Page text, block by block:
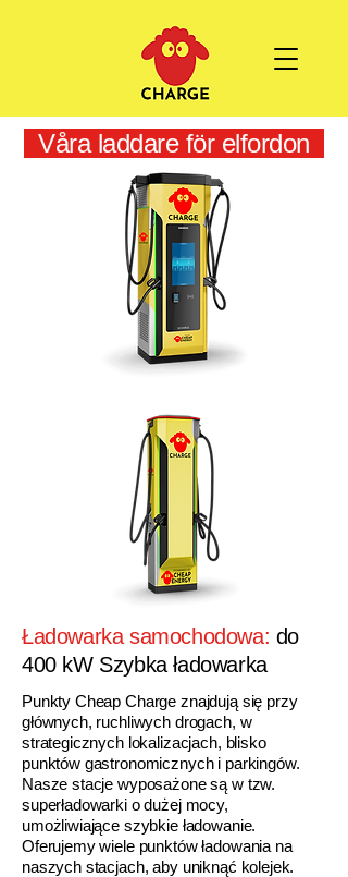
Våra laddare för elfordon
Ładowarka samochodowa: do
400 kW Szybka ładowarka
Punkty Cheap Charge znajdują się przy
głównych, ruchliwych drogach, w
strategicznych lokalizacjach, blisko
punktów gastronomicznych i parkingów.
Nasze stacje wyposażone są w tzw.
superładowarki o dużej mocy,
umożliwiające szybkie ładowanie.
Oferujemy wiele punktów ładowania na
naszych stacjach, aby uniknąć kolejek.